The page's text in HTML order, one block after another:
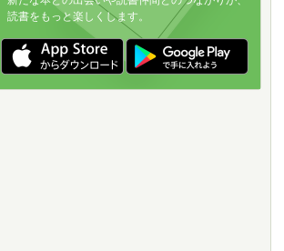
読書をもっと楽しくします。